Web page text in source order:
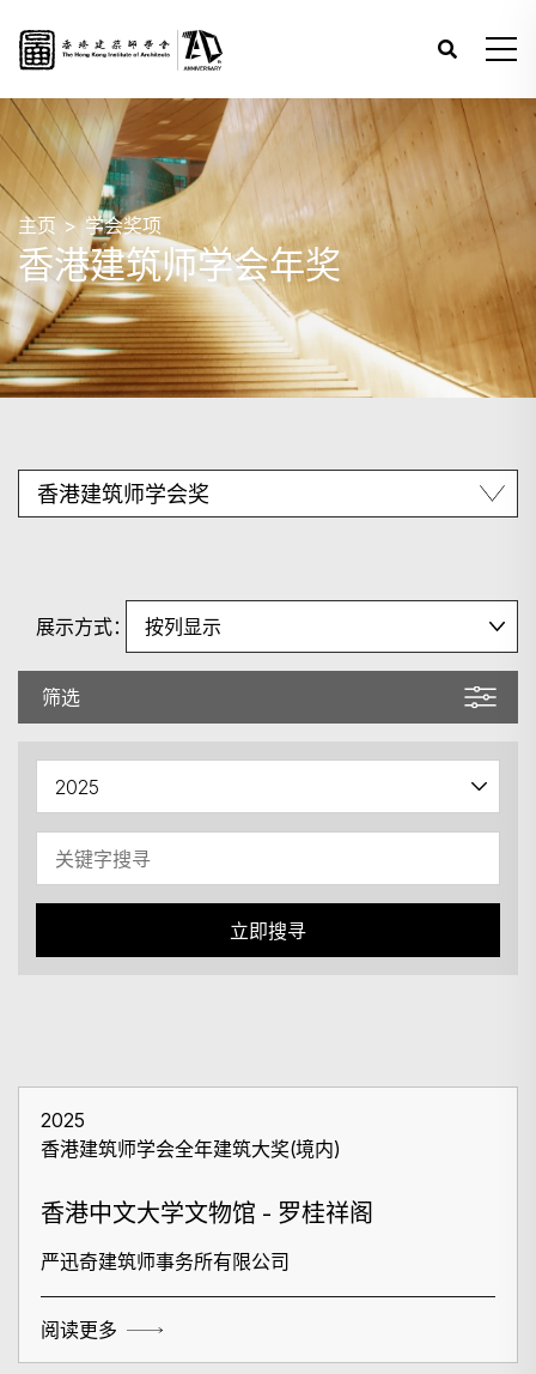
主页 学会奖项
香港建筑师学会年奖
筛选
展示方式：
立即搜寻
2025
香港建筑师学会全年建筑大奖(境内)
香港中文大学文物馆 - 罗桂祥阁
严迅奇建筑师事务所有限公司
阅读更多